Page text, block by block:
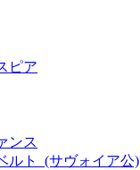
ピア
ンス
ルト_(サヴォイア公)